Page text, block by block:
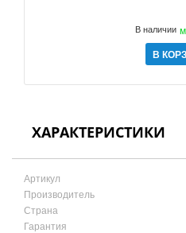
В наличии
В
ХАРАКТЕРИСТИКИ
Артикул
Производитель
Страна
Гарантия